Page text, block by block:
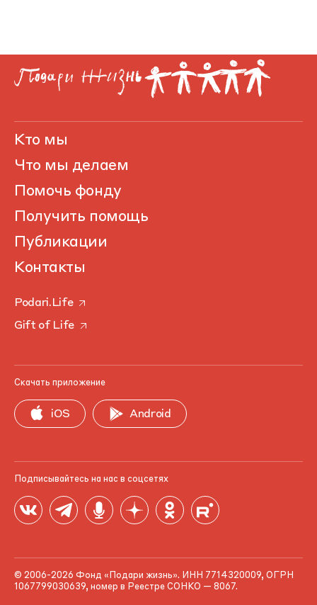
Кто мы
Что мы делаем
Помочь фонду
Получить помощь
Публикации
Контакты
Podari.Life
Gift of Life
Скачать приложение
iOS Android
Подписывайтесь на нас в соцсетях
© 2006-2026 Фонд «Подари жизнь». ИНН 7714320009, ОГРН
1067799030639, номер в Реестре СОНКО — 8067.